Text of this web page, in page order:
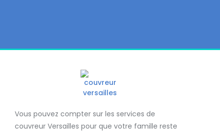
Vous pouvez compter sur les services de
couvreur Versailles pour que votre famille reste